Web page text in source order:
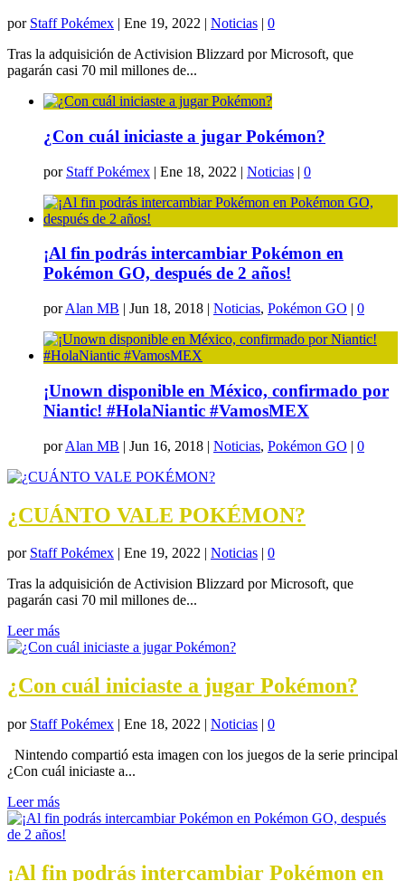
por Staff Pokémex | Ene 19, 2022 | Noticias | 0
Tras la adquisición de Activision Blizzard por Microsoft, que
pagarán casi 70 mil millones de...
¿Con cuál iniciaste a jugar Pokémon?
por Staff Pokémex | Ene 18, 2022 | Noticias | 0
¡Al fin podrás intercambiar Pokémon en
Pokémon GO, después de 2 años!
porAlan MB | Jun 18, 2018 | Noticias, Pokémon GO | 0
¡Unown disponible en México, confirmado por
Niantic! #HolaNiantic #VamosMEX
porAlan MB | Jun 16, 2018 | Noticias, Pokémon GO | 0
¿CUÁNTO VALE POKÉMON?
por Staff Pokémex | Ene 19, 2022 | Noticias | 0
Tras la adquisición de Activision Blizzard por Microsoft, que
pagarán casi 70 mil millones de...
Leer más
¿Con cuál iniciaste a jugar Pokémon?
por Staff Pokémex | Ene 18, 2022 | Noticias | 0
Nintendo compartió esta imagen con los juegos de la serie principal
¿Con cuál iniciaste a...
Leer más
¡Al fin podrás intercambiar Pokémon en